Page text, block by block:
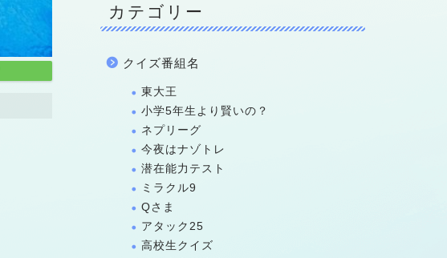
カテゴリー
クイズ番組名
東大王
小学5年生より賢いの？
ネプリーグ
今夜はナゾトレ
潜在能力テスト
ミラクル9
Qさま
アタック25
高校生クイズ